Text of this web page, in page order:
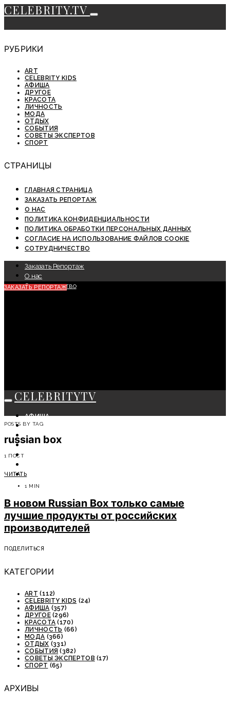
CELEBRITY.TV
РУБРИКИ
ART
CELEBRITY KIDS
АФИША
ДРУГОЕ
КРАСОТА
ЛИЧНОСТЬ
МОДА
ОТДЫХ
СОБЫТИЯ
СОВЕТЫ ЭКСПЕРТОВ
СПОРТ
СТРАНИЦЫ
ГЛАВНАЯ СТРАНИЦА
ЗАКАЗАТЬ РЕПОРТАЖ
О НАС
ПОЛИТИКА КОНФИДЕНЦИАЛЬНОСТИ
ПОЛИТИКА ОБРАБОТКИ ПЕРСОНАЛЬНЫХ ДАННЫХ
СОГЛАСИЕ НА ИСПОЛЬЗОВАНИЕ ФАЙЛОВ COOKIE
СОТРУДНИЧЕСТВО
Заказать Репортаж
О нас
Сотрудничество
ЗАКАЗАТЬ РЕПОРТАЖ
CELEBRITYTV
АФИША
СОБЫТИЯ
КРАСОТА
МОДА
СОВЕТЫ ЭКСПЕРТОВ
POSTS BY TAG
russian box
1 ПОСТ
ЧИТАТЬ
1 MIN
В новом Russian Box только самые
лучшие продукты от российских
производителей
ПОДЕЛИТЬСЯ
КАТЕГОРИИ
ART (112)
CELEBRITY KIDS (24)
АФИША (357)
ДРУГОЕ(296)
КРАСОТА (170)
ЛИЧНОСТЬ (66)
МОДА (366)
ОТДЫХ (331)
СОБЫТИЯ (382)
СОВЕТЫ ЭКСПЕРТОВ (17)
СПОРТ (65)
АРХИВЫ